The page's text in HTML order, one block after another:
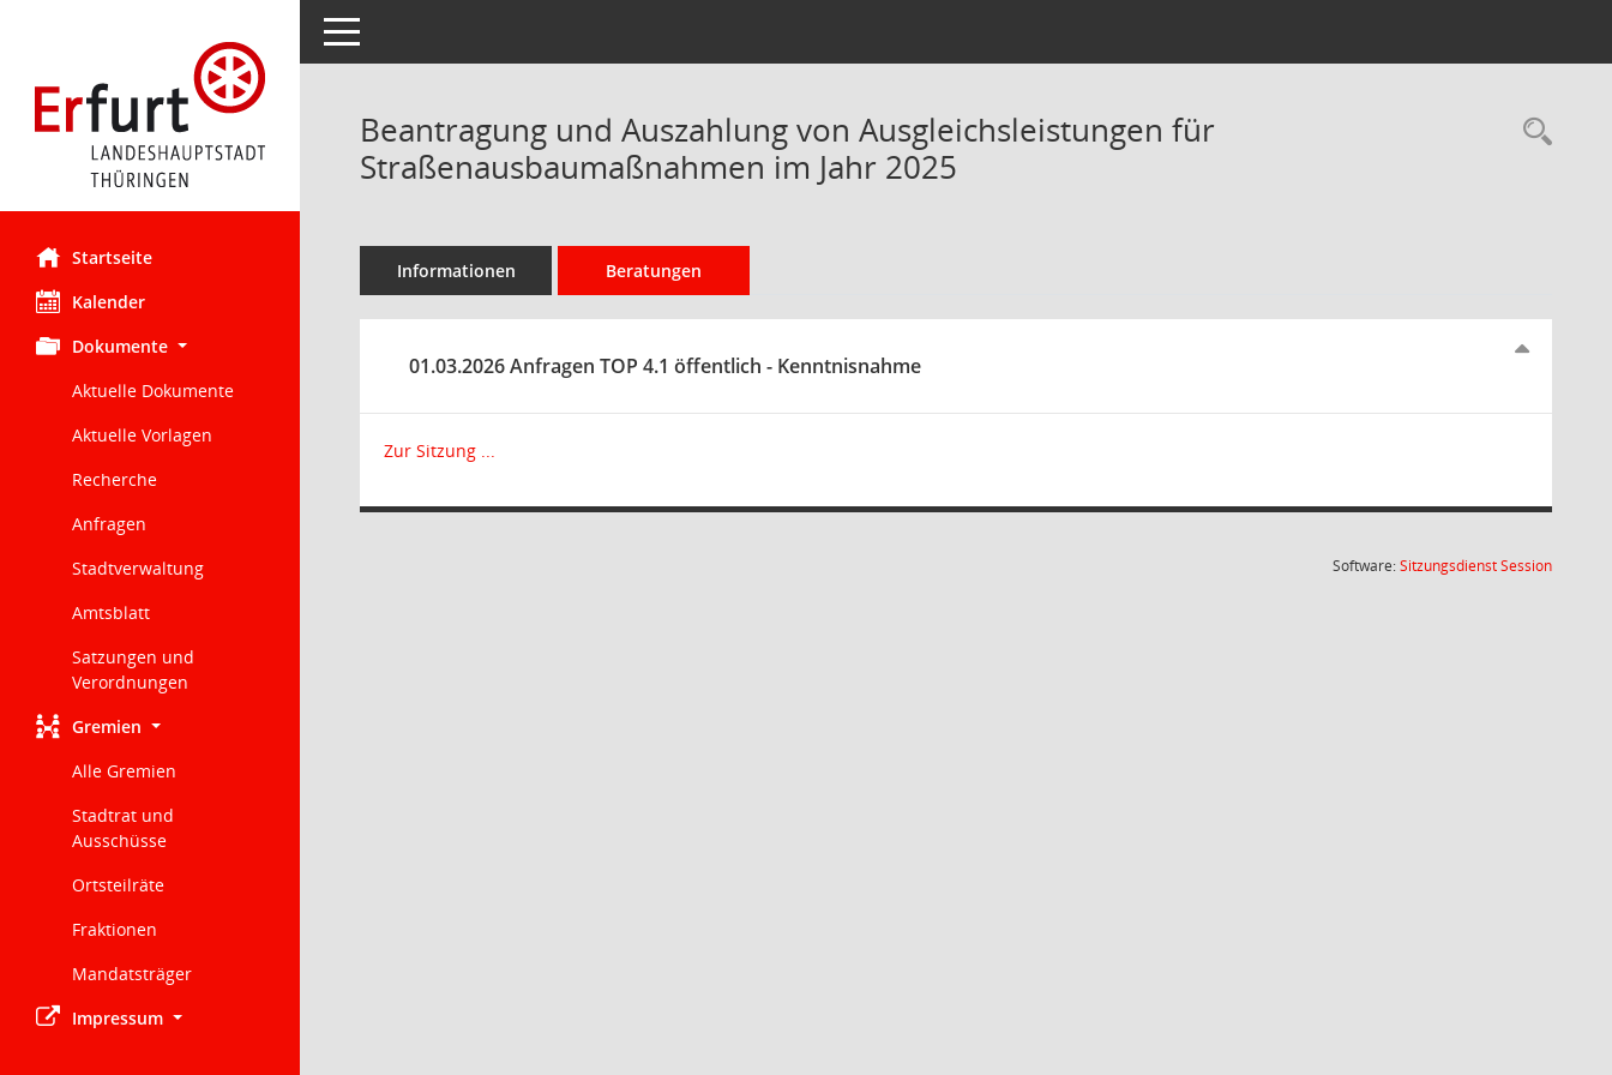
Startseite
Kalender
Dokumente
Aktuelle Dokumente
Aktuelle Vorlagen
Recherche
Anfragen
Stadtverwaltung
Amtsblatt
Satzungen und
Verordnungen
Gremien
Alle Gremien
Stadtrat und
Ausschüsse
Ortsteilräte
Fraktionen
Mandatsträger
Impressum
Toggle navigation
Beantragung und Auszahlung von Ausgleichsleistungen für
Straßenausbaumaßnahmen im Jahr 2025
Informationen Beratungen
01.03.2026 Anfragen TOP 4.1 öffentlich - Kenntnisnahme
Zur Sitzung ...
Software:SitzungsdienstSession(Wird in